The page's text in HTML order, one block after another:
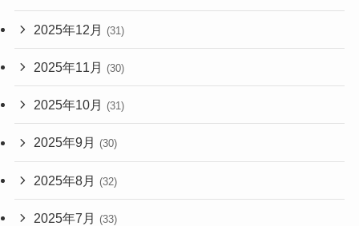
2025年12月 (31)
2025年11月 (30)
2025年10月 (31)
2025年9月 (30)
2025年8月 (32)
2025年7月 (33)